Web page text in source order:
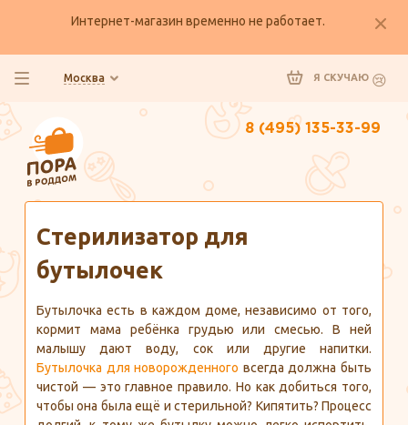
Интернет-магазин временно не работает.
Москва Я СКУЧАЮ
8 (495) 135-33-99
Стерилизатор для
бутылочек
Бутылочка есть в каждом доме, независимо от того,
кормит мама ребёнка грудью или смесью. В ней
малышу дают воду, сок или другие напитки.
Бутылочка для новорожденного всегда должна быть
чистой — это главное правило. Но как добиться того,
чтобы она была ещё и стерильной? Кипятить? Процесс